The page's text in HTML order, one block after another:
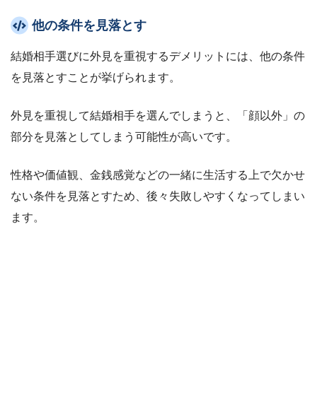
他の条件を見落とす
結婚相手選びに外見を重視するデメリットには、他の条件
を見落とすことが挙げられます。
外見を重視して結婚相手を選んでしまうと、「顔以外」の
部分を見落としてしまう可能性が高いです。
性格や価値観、金銭感覚などの一緒に生活する上で欠かせ
ない条件を見落とすため、後々失敗しやすくなってしまい
ます。